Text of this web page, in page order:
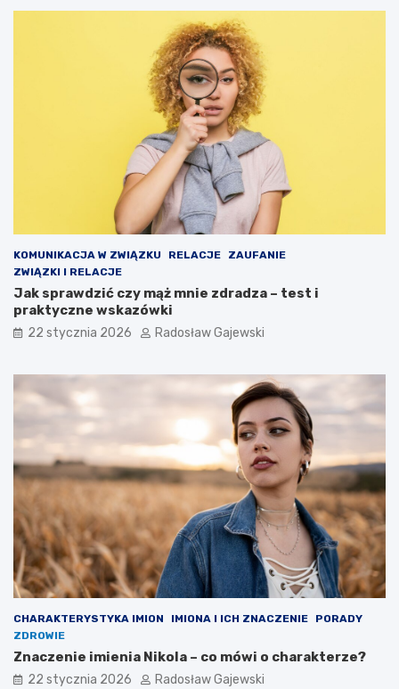
KOMUNIKACJA W ZWIĄZKU RELACJE
ZAUFANIE
ZWIĄZKI I RELACJE
Jak sprawdzić czy mąż mnie zdradza – test i
praktyczne wskazówki
22 stycznia 2026 Radosław Gajewski
CHARAKTERYSTYKA IMION IMIONA I ICH ZNACZENIE
PORADY
ZDROWIE
Znaczenie imienia Nikola – co mówi o charakterze?
22 stycznia 2026 Radosław Gajewski